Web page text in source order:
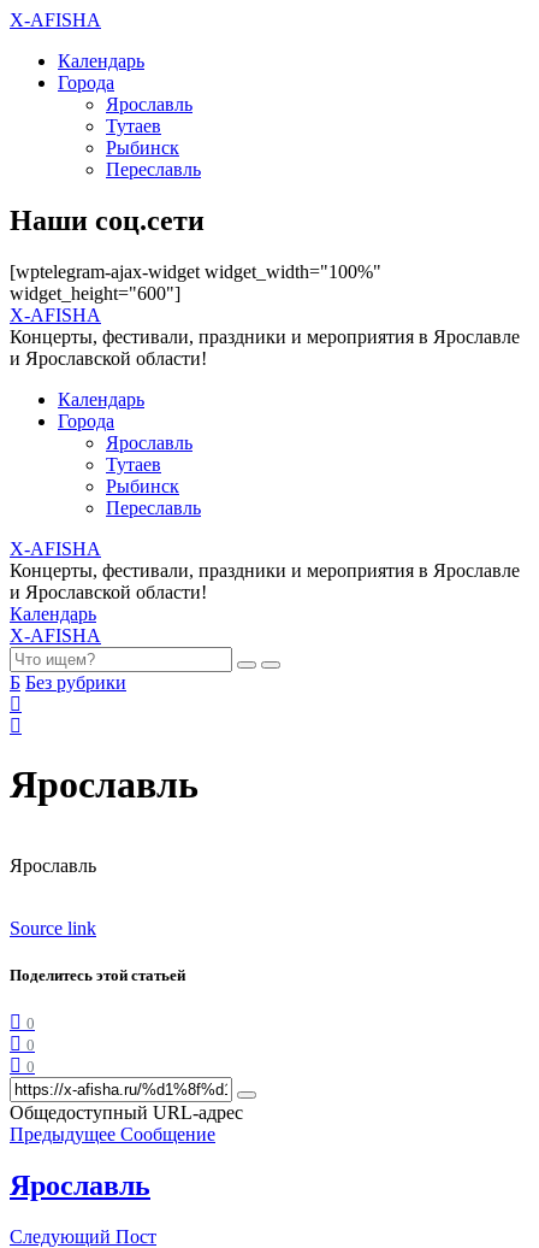
X-AFISHA
Календарь
Города
Ярославль
Тутаев
Рыбинск
Переславль
Наши соц.сети
[wptelegram-ajax-widget widget_width="100%"
widget_height="600"]
X-AFISHA
Концерты, фестивали, праздники и мероприятия в Ярославле
и Ярославской области!
Календарь
Города
Ярославль
Тутаев
Рыбинск
Переславль
X-AFISHA
Концерты, фестивали, праздники и мероприятия в Ярославле
и Ярославской области!
Календарь
X-AFISHA
Б Без рубрики
Ярославль
Ярославль
Source link
Поделитесь этой статьей
0
0
0
Общедоступный URL-адрес
Предыдущее Сообщение
Ярославль
Следующий Пост